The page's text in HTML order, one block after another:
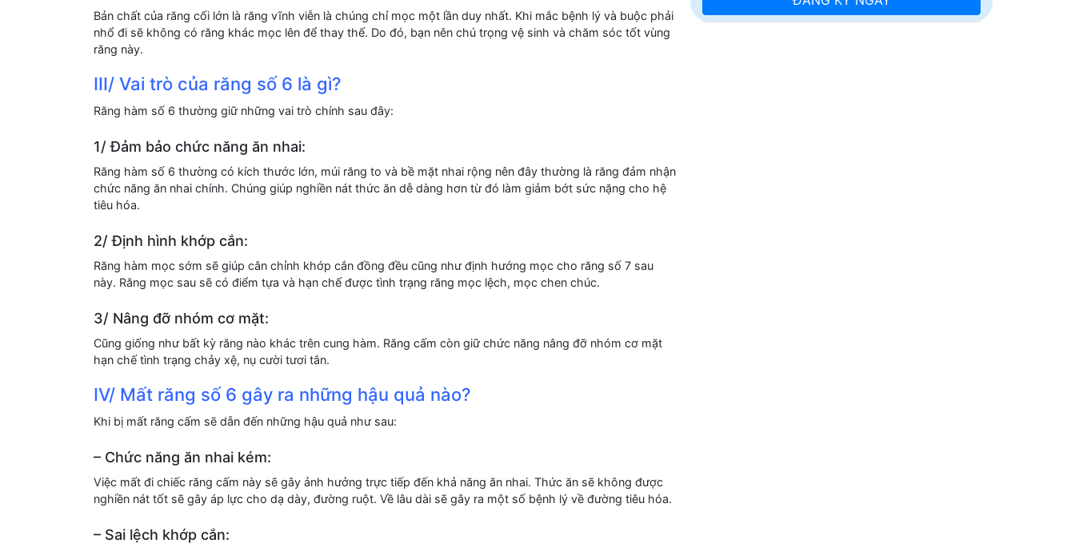
Bản chất của răng cối lớn là răng vĩnh viễn là chúng chỉ mọc một lần duy nhất. Khi mắc bệnh lý và buộc phải
nhổ đi sẽ không có răng khác mọc lên để thay thế. Do đó, bạn nên chú trọng vệ sinh và chăm sóc tốt vùng
răng này.
III/ Vai trò của răng số 6 là gì?
Răng hàm số 6 thường giữ những vai trò chính sau đây:
1/ Đảm bảo chức năng ăn nhai:
Răng hàm số 6 thường có kích thước lớn, múi răng to và bề mặt nhai rộng nên đây thường là răng đảm nhận
chức năng ăn nhai chính. Chúng giúp nghiền nát thức ăn dễ dàng hơn từ đó làm giảm bớt sức nặng cho hệ
tiêu hóa.
2/ Định hình khớp cắn:
Răng hàm mọc sớm sẽ giúp cân chỉnh khớp cắn đồng đều cũng như định hướng mọc cho răng số 7 sau
này. Răng mọc sau sẽ có điểm tựa và hạn chế được tình trạng răng mọc lệch, mọc chen chúc.
3/ Nâng đỡ nhóm cơ mặt:
Cũng giống như bất kỳ răng nào khác trên cung hàm. Răng cấm còn giữ chức năng nâng đỡ nhóm cơ mặt
hạn chế tình trạng chảy xệ, nụ cười tươi tắn.
IV/ Mất răng số 6 gây ra những hậu quả nào?
Khi bị mất răng cấm sẽ dẫn đến những hậu quả như sau:
– Chức năng ăn nhai kém:
Việc mất đi chiếc răng cấm này sẽ gây ảnh hưởng trực tiếp đến khả năng ăn nhai. Thức ăn sẽ không được
nghiền nát tốt sẽ gây áp lực cho dạ dày, đường ruột. Về lâu dài sẽ gây ra một số bệnh lý về đường tiêu hóa.
– Sai lệch khớp cắn: